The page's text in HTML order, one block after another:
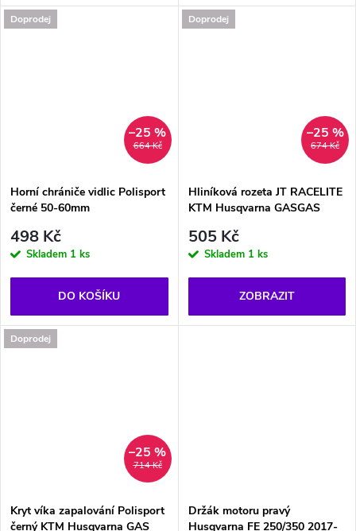
Doprodej
664 Kč
–25 %
Horní chrániče vidlic Polisport
černé 50-60mm
498 Kč
Skladem 1 ks
DO KOŠÍKU
Doprodej
674 Kč
–25 %
Hliníková rozeta JT RACELITE
KTM Husqvarna GASGAS
505 Kč
Skladem 1 ks
ZOBRAZIT
Doprodej
714 Kč
–25 %
Kryt víka zapalování Polisport
černý KTM Husqvarna GAS
Držák motoru pravý
Husqvarna FE 250/350 2017-